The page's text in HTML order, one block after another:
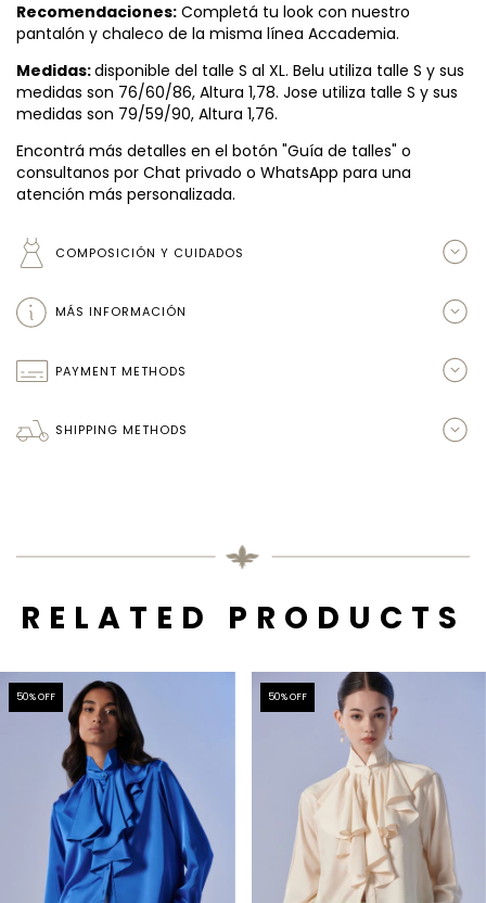
Recomendaciones: Completá tu look con nuestro
pantalón y chaleco de la misma línea Accademia.
Medidas:disponible del talle S al XL. Belu utiliza talle S y sus
medidas son 76/60/86, Altura 1,78. Jose utiliza talle S y sus
medidas son 79/59/90, Altura 1,76.
Encontrá más detalles en el botón "Guía de talles" o
consultanos por Chat privado o WhatsApp para una
atención más personalizada.
COMPOSICIÓN Y CUIDADOS
MÁS INFORMACIÓN
PAYMENT METHODS
SHIPPING METHODS
RELATED PRODUCTS
50% OFF 50% OFF